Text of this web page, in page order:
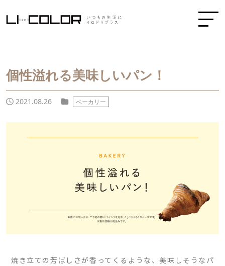
個性溢れる美味しいパン！
2021.08.26 ベーカリー
焼き立ての芳ばしさが香ってくるような、美味しそうなパ